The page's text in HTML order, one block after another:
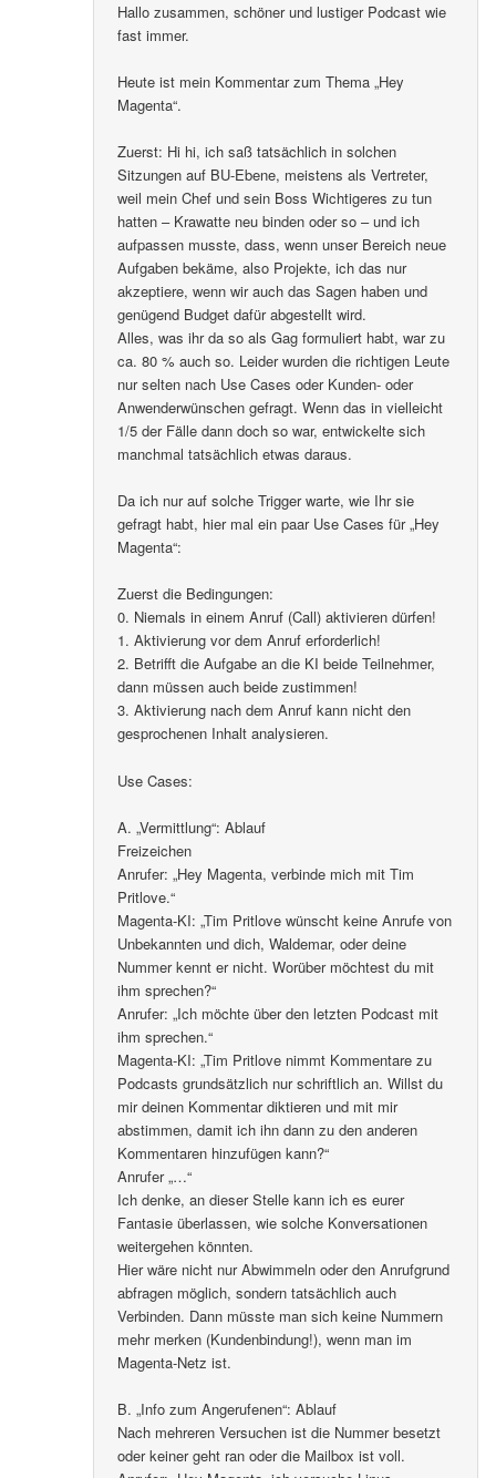
Hallo zusammen, schöner und lustiger Podcast wie
fast immer.
Heute ist mein Kommentar zum Thema „Hey
Magenta“.
Zuerst: Hi hi, ich saß tatsächlich in solchen
Sitzungen auf BU-Ebene, meistens als Vertreter,
weil mein Chef und sein Boss Wichtigeres zu tun
hatten – Krawatte neu binden oder so – und ich
aufpassen musste, dass, wenn unser Bereich neue
Aufgaben bekäme, also Projekte, ich das nur
akzeptiere, wenn wir auch das Sagen haben und
genügend Budget dafür abgestellt wird.
Alles, was ihr da so als Gag formuliert habt, war zu
ca. 80 % auch so. Leider wurden die richtigen Leute
nur selten nach Use Cases oder Kunden- oder
Anwenderwünschen gefragt. Wenn das in vielleicht
1/5 der Fälle dann doch so war, entwickelte sich
manchmal tatsächlich etwas daraus.
Da ich nur auf solche Trigger warte, wie Ihr sie
gefragt habt, hier mal ein paar Use Cases für „Hey
Magenta“:
Zuerst die Bedingungen:
0. Niemals in einem Anruf (Call) aktivieren dürfen!
1. Aktivierung vor dem Anruf erforderlich!
2. Betrifft die Aufgabe an die KI beide Teilnehmer,
dann müssen auch beide zustimmen!
3. Aktivierung nach dem Anruf kann nicht den
gesprochenen Inhalt analysieren.
Use Cases:
A. „Vermittlung“: Ablauf
Freizeichen
Anrufer: „Hey Magenta, verbinde mich mit Tim
Pritlove.“
Magenta-KI: „Tim Pritlove wünscht keine Anrufe von
Unbekannten und dich, Waldemar, oder deine
Nummer kennt er nicht. Worüber möchtest du mit
ihm sprechen?“
Anrufer: „Ich möchte über den letzten Podcast mit
ihm sprechen.“
Magenta-KI: „Tim Pritlove nimmt Kommentare zu
Podcasts grundsätzlich nur schriftlich an. Willst du
mir deinen Kommentar diktieren und mit mir
abstimmen, damit ich ihn dann zu den anderen
Kommentaren hinzufügen kann?“
Anrufer „…“
Ich denke, an dieser Stelle kann ich es eurer
Fantasie überlassen, wie solche Konversationen
weitergehen könnten.
Hier wäre nicht nur Abwimmeln oder den Anrufgrund
abfragen möglich, sondern tatsächlich auch
Verbinden. Dann müsste man sich keine Nummern
mehr merken (Kundenbindung!), wenn man im
Magenta-Netz ist.
B. „Info zum Angerufenen“: Ablauf
Nach mehreren Versuchen ist die Nummer besetzt
oder keiner geht ran oder die Mailbox ist voll.